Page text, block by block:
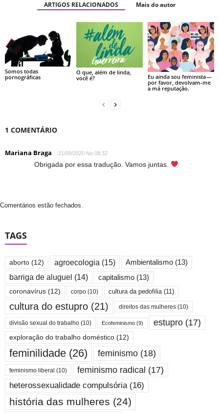
ARTIGOS RELACIONADOS Mais do autor
Somos todas
pornográficas
O que, além de linda,
você é?
Eu ainda sou feminista —
por favor, devolvam-me
a má reputação.
1 COMENTÁRIO
Mariana Braga 21/09/2020 No 08:32
Obrigada por essa tradução. Vamos juntas.
Comentários estão fechados.
TAGS
aborto (12) agroecologia (15) Ambientalismo (13)
barriga de aluguel (14) capitalismo (13)
coronavírus (12) corpo (10) cultura da pedofilia (11)
cultura do estupro (21) direitos das mulheres (10)
divisão sexual do trabalho (10) Ecofeminismo (9) estupro (17)
exploração do trabalho doméstico (12)
feminilidade (26) feminismo (18)
feminismo liberal (10) feminismo radical (17)
heterossexualidade compulsória(16)
história das mulheres (24)